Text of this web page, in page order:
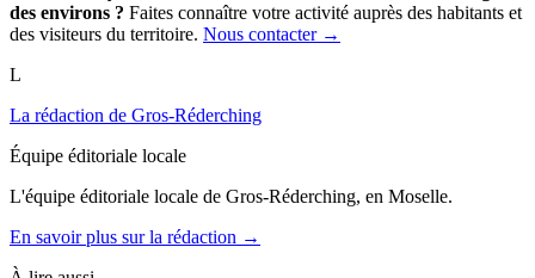
des environs ? Faites connaître votre activité auprès des habitants et
des visiteurs du territoire. Nous contacter →
L
La rédaction de Gros-Réderching
Équipe éditoriale locale
L'équipe éditoriale locale de Gros-Réderching, en Moselle.
En savoir plus sur la rédaction →